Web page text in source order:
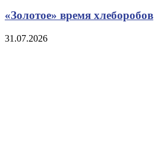
«Золотое» время хлеборобов
31.07.2026